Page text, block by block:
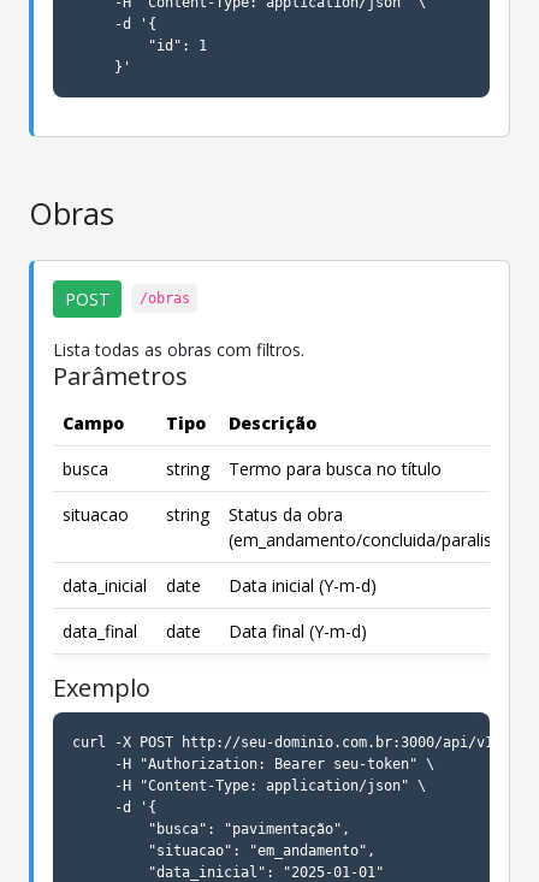
     -d '{
         "id": 1
     }'
Obras
POST /obras
Lista todas as obras com filtros.
Parâmetros
Campo Tipo
Descrição
busca
string
Termo para busca no título
situacao
string
Status da obra
(em_andamento/concluida/paralisada)
data_inicial
date
Data inicial (Y-m-d)
data_final
date Data final (Y-m-d)
Exemplo
curl -X POST http://seu-dominio.com.br:3000/api/v1/
     -H "Authorization: Bearer seu-token" \
     -H "Content-Type: application/json" \
     -d '{
         "busca": "pavimentação",
         "situacao": "em_andamento",
         "data_inicial": "2025-01-01"